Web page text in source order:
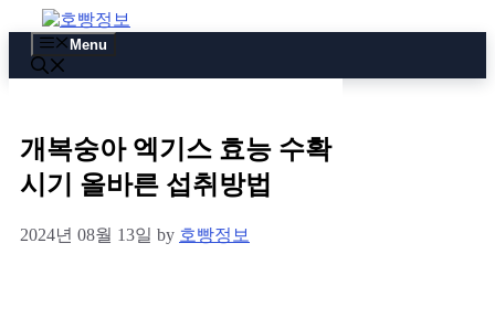
to
content
Menu
개복숭아 엑기스 효능 수확
시기 올바른 섭취방법
2024년 08월 13일 by 호빵정보